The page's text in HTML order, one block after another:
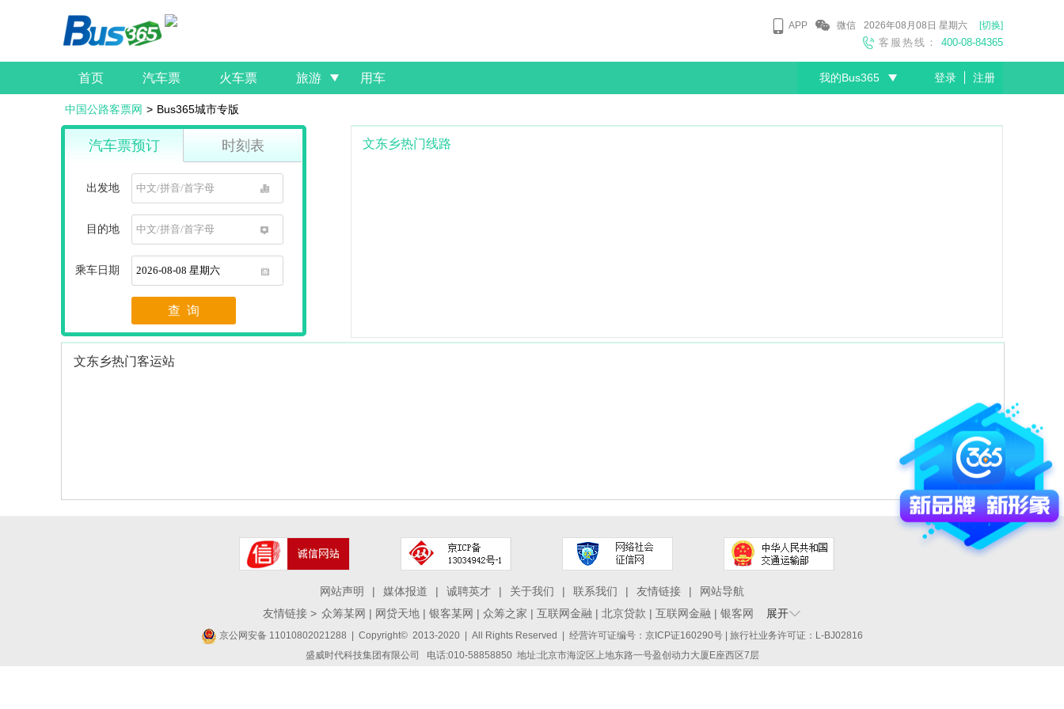
APP 微信 2026年08月08日 星期六 [切换]
客服热线： 400-08-84365
首页 汽车票 火车票 旅游 用车 我的Bus365 登录 注册
中国公路客票网 > Bus365城市专版
汽车票预订 时刻表
出发地
目的地
1
乘车日期
1
查 询
文东乡热门线路
文东乡热门客运站
网站声明 | 媒体报道 | 诚聘英才 | 关于我们 | 联系我们 | 友情链接 |
网站导航
友情链接 > 众筹某网 | 网贷天地 | 银客某网 | 众筹之家 | 互联网金融 | 北京贷款 | 互联网金融 | 银客网 展开
京公网安备 11010802021288 | Copyright© 2013-2020 | All Rights Reserved | 经营许可证编号：京ICP证160290号 | 旅行社业务许可证：L-BJ02816
盛威时代科技集团有限公司 电话:010-58858850 地址:北京市海淀区上地东路一号盈创动力大厦E座西区7层